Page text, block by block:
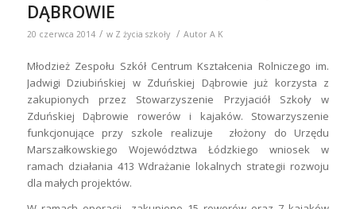
Marszałkowskiego Województwa Łódzkiego wniosek w
ramach działania 413 Wdrażanie lokalnych strategii rozwoju
dla małych projektów.
W ramach operacji zakupiono 15 rowerów oraz 7 kajaków
wraz z osprzętem i przyczepką do transportu kajaków.
Korzystając z atrakcyjnych szlaków wodnych na rzekach
Bzurze i Rawce odbywają się spływy kajakowe, w których
bierze udział młodzież szkolna i mieszkańcy Zduńskiej
Dąbrowy oraz obszaru działalności LGD – „Gniazdo”. Pierwszy
spływ odbył się w dniu 19 czerwca 2014 roku na rzece Bzurze
na odcinku Urzecze – Łowicz. W spływie wzięło udział 14 osób.